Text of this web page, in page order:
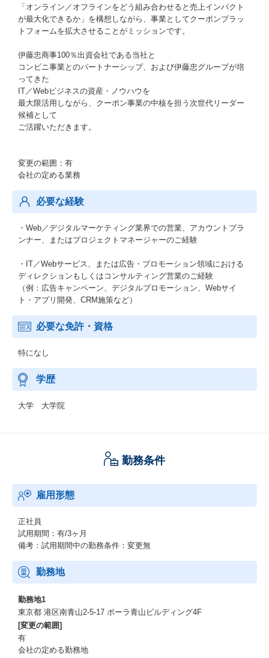
「オンライン／オフラインをどう組み合わせると売上インパクト
が最大化できるか」を構想しながら、事業としてクーポンプラッ
トフォームを拡大させることがミッションです。
伊藤忠商事100％出資会社である当社と
コンビニ事業とのパートナーシップ、および伊藤忠グループが培
ってきた
IT／Webビジネスの資産・ノウハウを
最大限活用しながら、クーポン事業の中核を担う次世代リーダー
候補として
ご活躍いただきます。
変更の範囲：有
会社の定める業務
必要な経験
・Web／デジタルマーケティング業界での営業、アカウントプラ
ンナー、またはプロジェクトマネージャーのご経験
・IT／Webサービス、または広告・プロモーション領域における
ディレクションもしくはコンサルティング営業のご経験
（例：広告キャンペーン、デジタルプロモーション、Webサイ
ト・アプリ開発、CRM施策など）
必要な免許・資格
特になし
学歴
大学 大学院
勤務条件
雇用形態
正社員
試用期間：有/3ヶ月
備考：試用期間中の勤務条件：変更無
勤務地
勤務地1
東京都 港区南青山2-5-17 ポーラ青山ビルディング4F
[変更の範囲]
有
会社の定める勤務地